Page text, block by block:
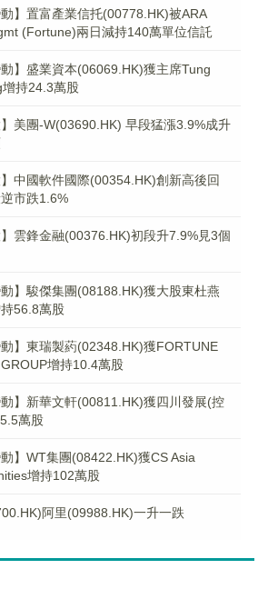
動】置富產業信托(00778.HK)被ARA
(Fortune)兩日減持140萬單位信託
動】盛業資本(06069.HK)獲主席Tung
持24.3萬股
】美團-W(03690.HK) 早段猛漲3.9%成升
】中國軟件國際(00354.HK)創新高後回
市跌1.6%
】雲鋒金融(00376.HK)初段升7.9%見3個
動】駿傑集團(08188.HK)獲大股東杜燕
56.8萬股
動】東瑞製葯(02348.HK)獲FORTUNE
增持10.4萬股
動】新華文軒(00811.HK)獲四川發展(控
萬股
動】WT集團(08422.HK)獲CS Asia
增持102萬股
阿里(09988.HK)一升一跌